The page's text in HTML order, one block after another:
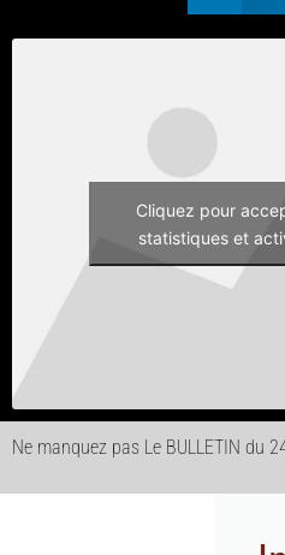
Cliquez pour
statistiques et
Ne manquez pas Le BULLETIN du